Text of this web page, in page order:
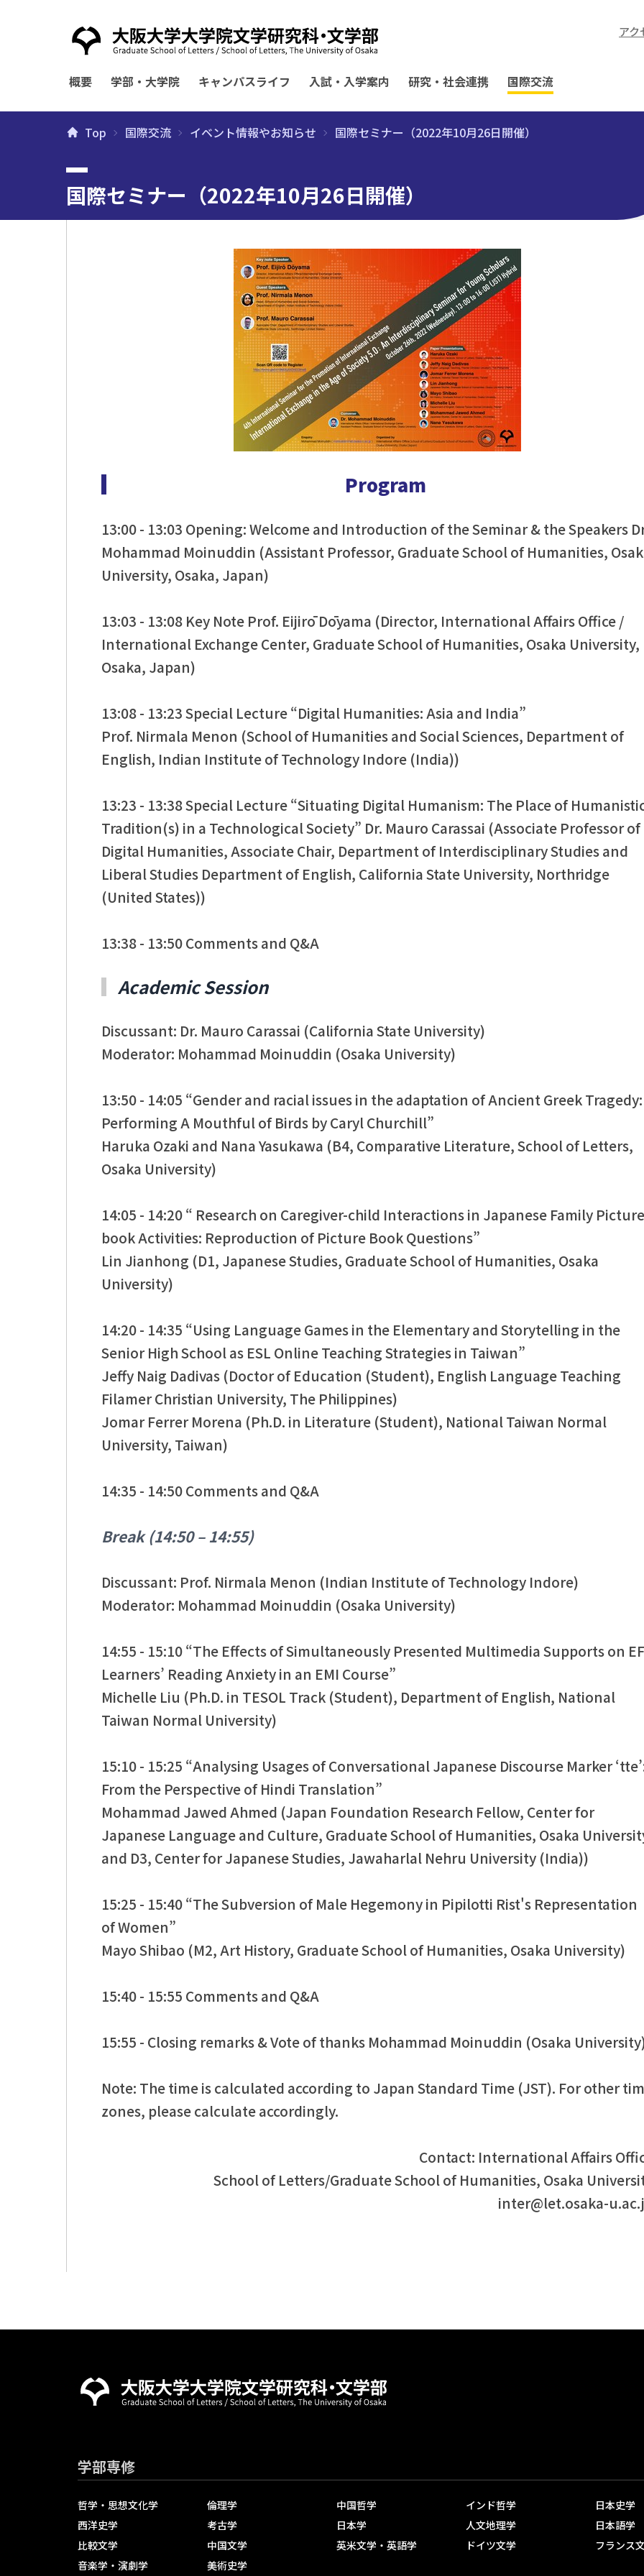
アク
概要 学部・大学院 キャンパスライフ 入試・入学案内 研究・社会連携 国際交流
Top 国際交流 イベント情報やお知らせ 国際セミナー（2022年10月26日開催）
国際セミナー（2022年10月26日開催）
Program
13:00 - 13:03 Opening: Welcome and Introduction of the Seminar & the Speakers
Mohammad Moinuddin (Assistant Professor, Graduate School of Humanities,
University, Osaka, Japan)
13:03 - 13:08 Key Note Prof. Eijirō Dōyama (Director, International Affairs Office /
International Exchange Center, Graduate School of Humanities, Osaka University,
Osaka, Japan)
13:08 - 13:23 Special Lecture “Digital Humanities: Asia and India”
Prof. Nirmala Menon (School of Humanities and Social Sciences, Department of
English, Indian Institute of Technology Indore (India))
13:23 - 13:38 Special Lecture “Situating Digital Humanism: The Place of
Tradition(s) in a Technological Society” Dr. Mauro Carassai (Associate Professor of
Digital Humanities, Associate Chair, Department of Interdisciplinary Studies and
Liberal Studies Department of English, California State University, Northridge
(United States))
13:38 - 13:50 Comments and Q&A
Academic Session
Discussant: Dr. Mauro Carassai (California State University)
Moderator: Mohammad Moinuddin (Osaka University)
13:50 - 14:05 “Gender and racial issues in the adaptation of Ancient Greek Tragedy:
Performing A Mouthful of Birds by Caryl Churchill”
Haruka Ozaki and Nana Yasukawa (B4, Comparative Literature, School of Letters,
Osaka University)
14:05 - 14:20 “ Research on Caregiver-child Interactions in Japanese Family
book Activities: Reproduction of Picture Book Questions”
Lin Jianhong (D1, Japanese Studies, Graduate School of Humanities, Osaka
University)
14:20 - 14:35 “Using Language Games in the Elementary and Storytelling in the
Senior High School as ESL Online Teaching Strategies in Taiwan”
Jeffy Naig Dadivas (Doctor of Education (Student), English Language Teaching
Filamer Christian University, The Philippines)
Jomar Ferrer Morena (Ph.D. in Literature (Student), National Taiwan Normal
University, Taiwan)
14:35 - 14:50 Comments and Q&A
Break (14:50 – 14:55)
Discussant: Prof. Nirmala Menon (Indian Institute of Technology Indore)
Moderator: Mohammad Moinuddin (Osaka University)
14:55 - 15:10 “The Effects of Simultaneously Presented Multimedia Supports on
Learners’ Reading Anxiety in an EMI Course”
Michelle Liu (Ph.D. in TESOL Track (Student), Department of English, National
Taiwan Normal University)
15:10 - 15:25 “Analysing Usages of Conversational Japanese Discourse Marker
From the Perspective of Hindi Translation”
Mohammad Jawed Ahmed (Japan Foundation Research Fellow, Center for
Japanese Language and Culture, Graduate School of Humanities, Osaka
and D3, Center for Japanese Studies, Jawaharlal Nehru University (India))
15:25 - 15:40 “The Subversion of Male Hegemony in Pipilotti Rist's Representation
of Women”
Mayo Shibao (M2, Art History, Graduate School of Humanities, Osaka University)
15:40 - 15:55 Comments and Q&A
15:55 - Closing remarks & Vote of thanks Mohammad Moinuddin (Osaka
Note: The time is calculated according to Japan Standard Time (JST). For other
zones, please calculate accordingly.
Contact: International Affairs
School of Letters/Graduate School of Humanities, Osaka
inter@let.osaka-
学部専修
哲学・思想文化学 倫理学 中国哲学 インド哲学 日本史学
西洋史学
考古学 日本学 人文地理学 日本語学
比較文学
中国文学 英米文学・英語学 ドイツ文学 フランス
音楽学・演劇学
美術史学